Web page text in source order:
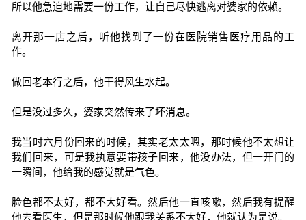
所以他急迫地需要一份工作，让自己尽快逃离对婆家的依赖。
离开那一店之后，听他找到了一份在医院销售医疗用品的工
作。
做回老本行之后，他干得风生水起。
但是没过多久，婆家突然传来了坏消息。
我当时六月份回来的时候，其实老太太嗯，那时候他不太想让
我们回来，可是我执意要带孩子回来，他没办法，但一开门的
一瞬间，他给我的感觉就是气色。
脸色都不太好，都不大好看。然后他一直咳嗽，然后我有提醒
他去看医生，但是那时候他跟我关系不大好，他就认为是说。